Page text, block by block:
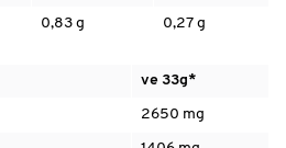
0,83 g 0,27 g
ve 33g*
2650 mg